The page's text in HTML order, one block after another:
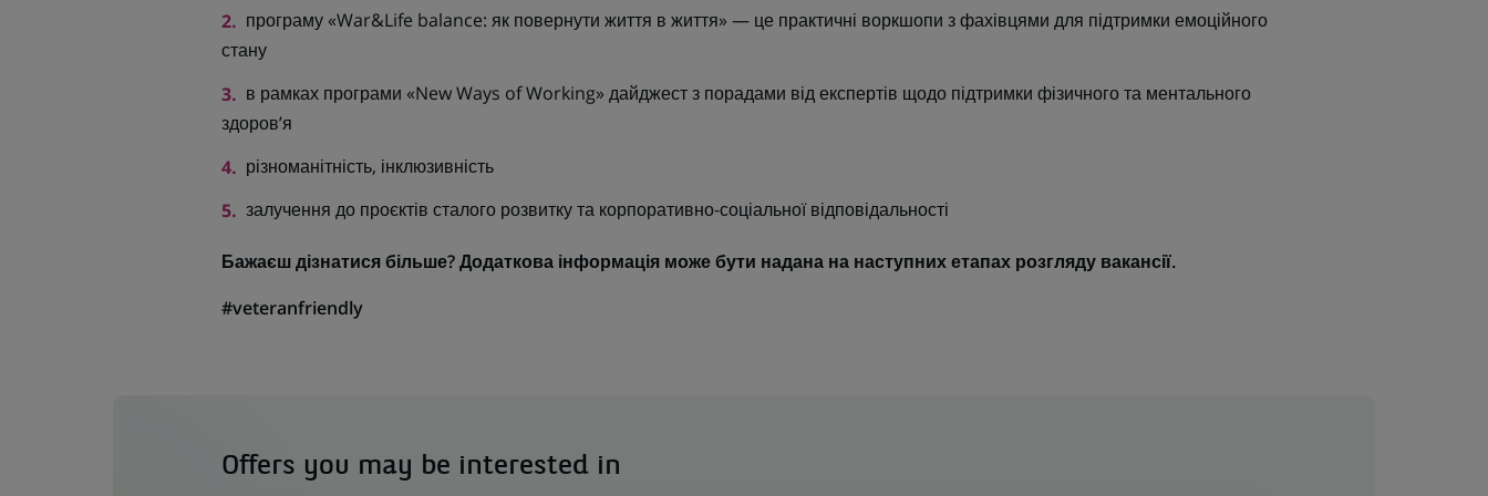
програму «War&Life balance: як повернути життя в життя» — це практичні воркшопи з фахівцями для підтримки емоційного
стану
в рамках програми «New Ways of Working» дайджест з порадами від експертів щодо підтримки фізичного та ментального
здоров’я
різноманітність, інклюзивність
залучення до проєктів сталого розвитку та корпоративно-соціальної відповідальності
Бажаєш дізнатися більше? Додаткова інформація може бути надана на наступних етапах розгляду вакансії.
#veteranfriendly
Offers you may be interested in